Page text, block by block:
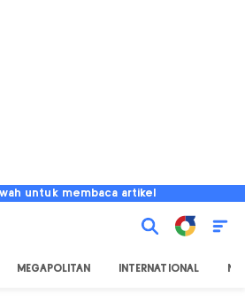
untuk membaca artikel
MEGAPOLITAN INTERNATIONAL